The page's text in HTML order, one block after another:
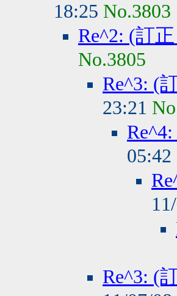
18:25 No.3803
Re^2: (訂
No.3805
Re^3: (
23:21
05:42
Re^3: (